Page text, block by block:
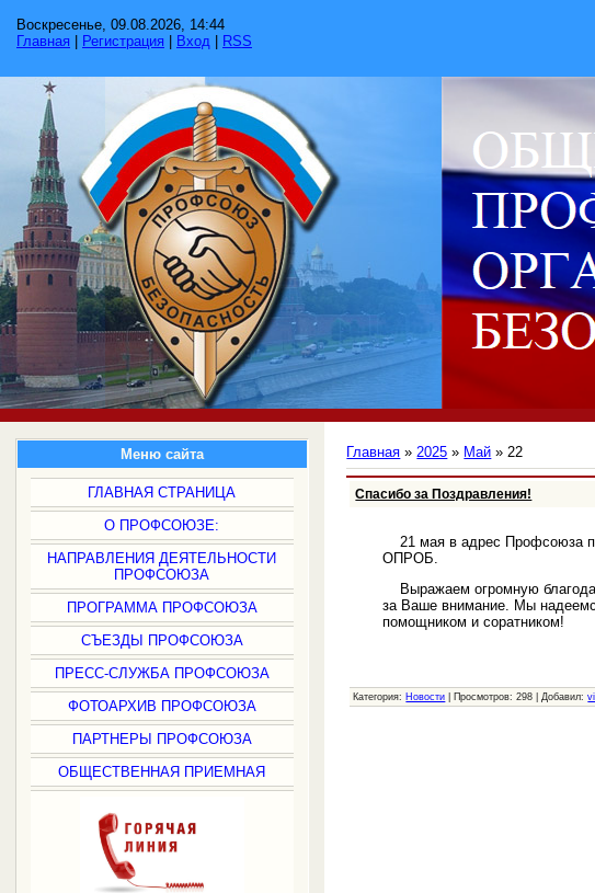
Воскресенье, 09.08.2026, 14:44
Главная
Регистрация Вход RSS
Меню сайта
ГЛАВНАЯ СТРАНИЦА
О ПРОФСОЮЗЕ:
НАПРАВЛЕНИЯ ДЕЯТЕЛЬНОСТИ
ПРОФСОЮЗА
ПРОГРАММА ПРОФСОЮЗА
СЪЕЗДЫ ПРОФСОЮЗА
ПРЕСС-СЛУЖБА ПРОФСОЮЗА
ФОТОАРХИВ ПРОФСОЮЗА
ПАРТНЕРЫ ПРОФСОЮЗА
ОБЩЕСТВЕННАЯ ПРИЕМНАЯ
Главная »2025 » Май » 22
Спасибо за Поздравления!
21 мая в адрес Профсоюза
ОПРОБ.
Выражаем огромную
за Ваше внимание. Мы
помощником и соратником!
Категория: Новости Просмотров: 298 Добавил: